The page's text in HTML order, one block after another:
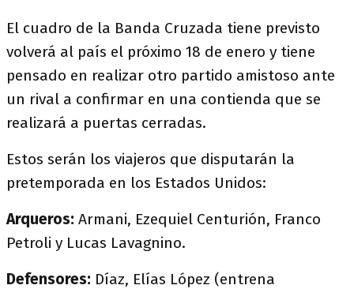
El cuadro de la Banda Cruzada tiene previsto
volverá al país el próximo 18 de enero y tiene
pensado en realizar otro partido amistoso ante
un rival a confirmar en una contienda que se
realizará a puertas cerradas.
Estos serán los viajeros que disputarán la
pretemporada en los Estados Unidos:
Arqueros: Armani, Ezequiel Centurión, Franco
Petroli y Lucas Lavagnino.
Defensores: Díaz, Elías López (entrena